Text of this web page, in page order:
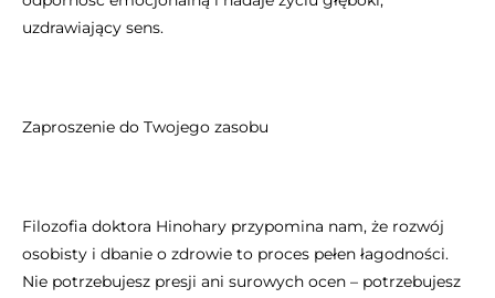
uzdrawiający sens.
Zaproszenie do Twojego zasobu
Filozofia doktora Hinohary przypomina nam, że rozwój
osobisty i dbanie o zdrowie to proces pełen łagodności.
Nie potrzebujesz presji ani surowych ocen – potrzebujesz